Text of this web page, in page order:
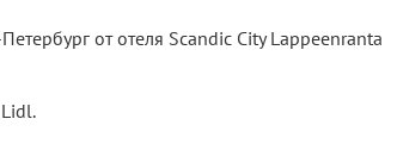
от отеля Scandic City Lappeenranta